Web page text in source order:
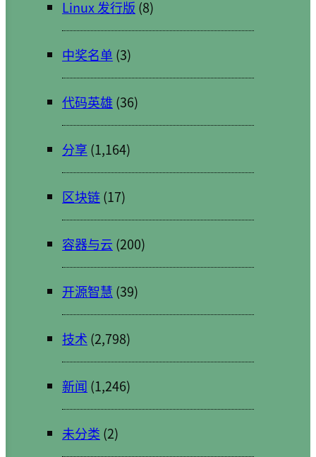
Linux 发行版 (8)
中奖名单 (3)
代码英雄 (36)
分享 (1,164)
区块链(17)
容器与云 (200)
开源智慧 (39)
技术 (2,798)
新闻 (1,246)
未分类 (2)